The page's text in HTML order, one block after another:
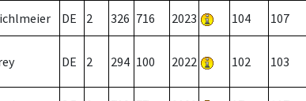
DE 2 326 716 2023 104 107
DE 2 294 100 2022 102 103